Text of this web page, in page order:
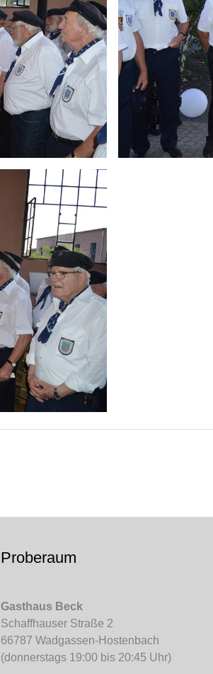
Proberaum
Gasthaus Beck
Schaffhauser Straße 2
66787 Wadgassen-Hostenbach
(donnerstags 19:00 bis 20:45 Uhr)